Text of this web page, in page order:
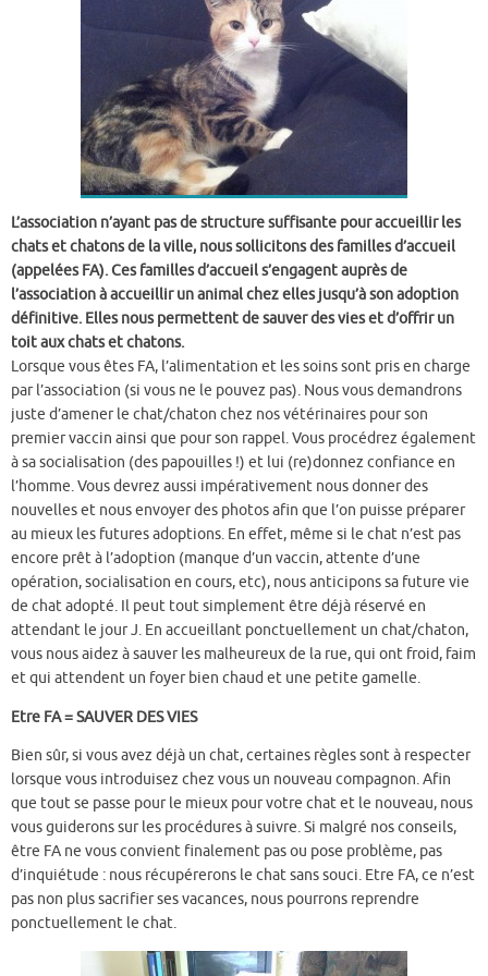
L’association n’ayant pas de structure suffisante pour accueillir les
chats et chatons de la ville, nous sollicitons des familles d’accueil
(appelées FA). Ces familles d’accueil s’engagent auprès de
l’association à accueillir un animal chez elles jusqu’à son adoption
définitive. Elles nous permettent de sauver des vies et d’offrir un
toit aux chats et chatons.
Lorsque vous êtes FA, l’alimentation et les soins sont pris en charge
par l’association (si vous ne le pouvez pas). Nous vous demandrons
juste d’amener le chat/chaton chez nos vétérinaires pour son
premier vaccin ainsi que pour son rappel. Vous procédrez également
à sa socialisation (des papouilles !) et lui (re)donnez confiance en
l’homme. Vous devrez aussi impérativement nous donner des
nouvelles et nous envoyer des photos afin que l’on puisse préparer
au mieux les futures adoptions. En effet, même si le chat n’est pas
encore prêt à l’adoption (manque d’un vaccin, attente d’une
opération, socialisation en cours, etc), nous anticipons sa future vie
de chat adopté. Il peut tout simplement être déjà réservé en
attendant le jour J. En accueillant ponctuellement un chat/chaton,
vous nous aidez à sauver les malheureux de la rue, qui ont froid, faim
et qui attendent un foyer bien chaud et une petite gamelle.
Etre FA = SAUVER DES VIES
Bien sûr, si vous avez déjà un chat, certaines règles sont à respecter
lorsque vous introduisez chez vous un nouveau compagnon. Afin
que tout se passe pour le mieux pour votre chat et le nouveau, nous
vous guiderons sur les procédures à suivre. Si malgré nos conseils,
être FA ne vous convient finalement pas ou pose problème, pas
d’inquiétude : nous récupérerons le chat sans souci. Etre FA, ce n’est
pas non plus sacrifier ses vacances, nous pourrons reprendre
ponctuellement le chat.